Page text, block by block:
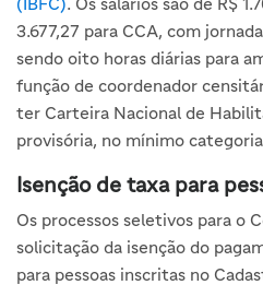
3.677,27 para CCA, com
sendo oito horas diárias para
função de coordenador
ter Carteira Nacional de
provisória, no mínimo
Isenção de taxa para
Os processos seletivos para o
solicitação da isenção do
para pessoas inscritas no